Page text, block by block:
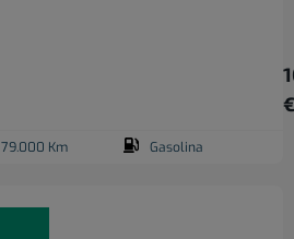
79.000 Km Gasolina